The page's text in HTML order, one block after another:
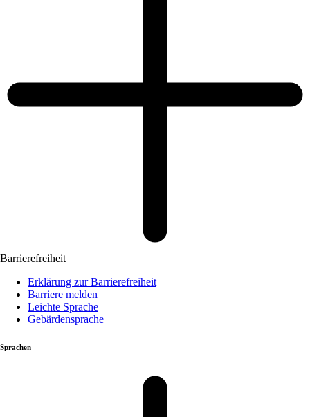
Barrierefreiheit
Erklärung zur Barrierefreiheit
Barriere melden
Leichte Sprache
Gebärdensprache
Sprachen